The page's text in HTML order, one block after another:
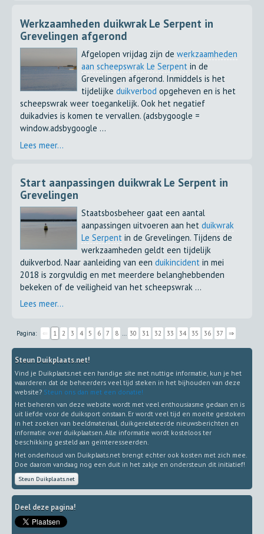
Werkzaamheden duikwrak Le Serpent in
Grevelingen afgerond
Afgelopen vrijdag zijn dewerkzaamheden
aan scheepswrak Le Serpent in de
Grevelingen afgerond. Inmiddels is het
tijdelijkeduikverbod opgeheven en is het
scheepswrak weer toegankelijk. Ook het negatief
duikadvies is komen te vervallen. (adsbygoogle =
window.adsbygoogle ...
Lees meer...
Start aanpassingen duikwrak Le Serpent in
Grevelingen
Staatsbosbeheer gaat een aantal
aanpassingen uitvoeren aan hetduikwrak
Le Serpent in de Grevelingen. Tijdens de
werkzaamheden geldt een tijdelijk
duikverbod. Naar aanleiding van eenduikincident in mei
2018 is zorgvuldig en met meerdere belanghebbenden
bekeken of de veiligheid van het scheepswrak ...
Lees meer...
Pagina: ⇐ 1 2 3 4 5 6 7 8 … 30 31 32 33 34 35 36 37 ⇒
Steun Duikplaats.net!
Vind je Duikplaats.net een handige site met nuttige informatie, kun je het
waarderen dat de beheerders veel tijd steken in het bijhouden van deze
website? Steun ons dan met een donatie!
Het beheren van deze website wordt met veel enthousiasme gedaan en is
uit liefde voor de duiksport onstaan. Er wordt veel tijd en moeite gestoken
in het zoeken van beeldmateriaal, duikgerelateerde nieuwsberichten en
informatie over duikplaatsen. Alle informatie wordt kosteloos ter
beschikking gesteld aan geïnteresseerden.
Het onderhoud van Duikplaats.net brengt echter ook kosten met zich mee.
Doe daarom vandaag nog een duit in het zakje en ondersteun dit initiatief!
Steun Duikplaats.net
Deel deze pagina!